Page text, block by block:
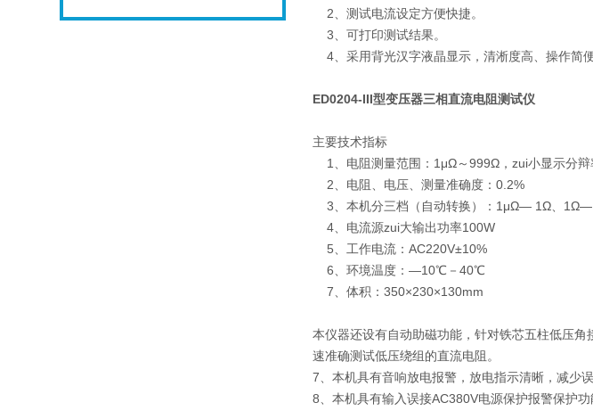
2、测试电流设定方便快捷。
3、可打印测试结果。
4、采用背光汉字液晶显示，清淅度高、操作简便
ED0204-III型变压器三相直流电阻测试仪
主要技术指标
1、电阻测量范围：1μΩ～999Ω，zui小显示分
2、电阻、电压、测量准确度：0.2%
3、本机分三档（自动转换）：1μΩ— 1Ω、
4、电流源zui大输出功率100W
5、工作电流：AC220V±10%
6、环境温度：—10℃－40℃
7、体积：350×230×130mm
本仪器还设有自动助磁功能，针对铁芯五柱低压
速准确测试低压绕组的直流电阻。
7、本机具有音响放电报警，放电指示清晰，减少误
8、本机具有输入误接AC380V电源保护报警保护